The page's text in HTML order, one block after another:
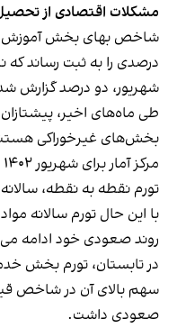
مشکلات اقتصادی از تحصیل
درصدی را به ثبت رساند
شهریور، دو درصد گزارش
طی ماه‌های اخیر،
بخش‌‌های غیر‌خوراکی
تورم نقطه به نقطه،
با این حال تورم سالانه
روند صعودی خود ادامه
در تابستان، تورم بخش
سهم بالای آن در شاخص
صعودی داشت.